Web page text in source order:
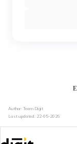
Author: Team Digit
Last updated: 22-05-2026